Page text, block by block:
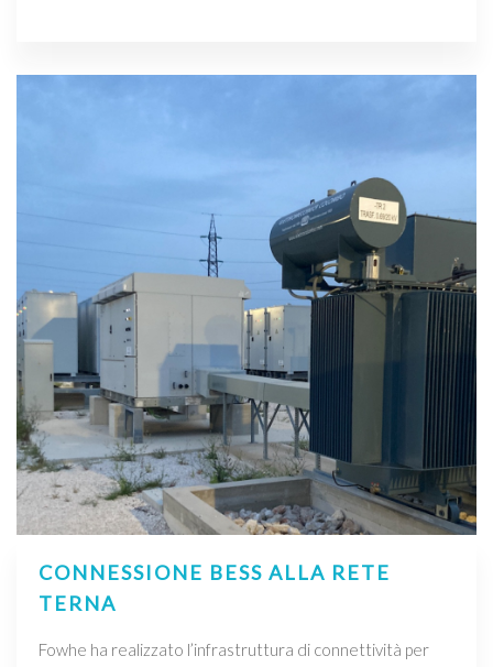
CONNESSIONE BESS ALLA RETE
TERNA
Fowhe ha realizzato l’infrastruttura di connettività per